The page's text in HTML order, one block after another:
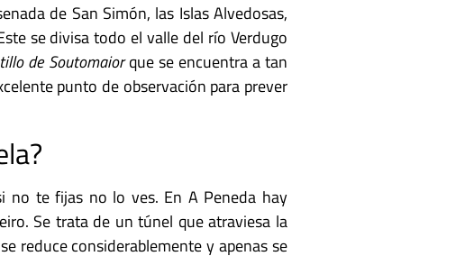
de San Simón, las Islas Alvedosas,
se divisa todo el valle del río Verdugo
de Soutomaiorque se encuentra a tan
punto de observación para prever
no te fijas no lo ves. En A Peneda hay
Se trata de un túnel que atraviesa la
reduce considerablemente y apenas se